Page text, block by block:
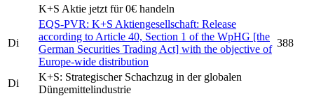
K+S Aktie jetzt für 0€ handeln
Di
EQS-PVR: K+S Aktiengesellschaft: Release
according to Article 40, Section 1 of the WpHG [the
German Securities Trading Act] with the objective of
Europe-wide distribution
388
Di
K+S: Strategischer Schachzug in der globalen
Düngemittelindustrie